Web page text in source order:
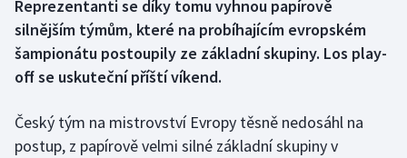
Dostihy
Florbal
Futsal
Reprezentanti se díky tomu vyhnou papírově
silnějším týmům, které na probíhajícím evropském
šampionátu postoupily ze základní skupiny. Los play-
off se uskuteční příští víkend.
Český tým na mistrovství Evropy těsně nedosáhl na
postup, z papírově velmi silné základní skupiny v